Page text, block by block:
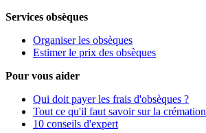
Services obsèques
Organiser les obsèques
Estimer le prix des obsèques
Pour vous aider
Qui doit payer les frais d'obsèques ?
Tout ce qu'il faut savoir sur la crémation
10 conseils d'expert